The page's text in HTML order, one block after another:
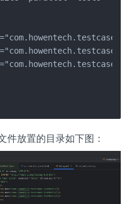
件放置的目录如下图：